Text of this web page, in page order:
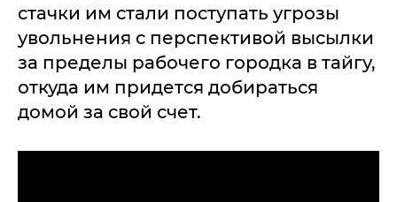
стачки им стали поступать угрозы
увольнения с перспективой высылки
за пределы рабочего городка в тайгу,
откуда им придется добираться
домой за свой счет.